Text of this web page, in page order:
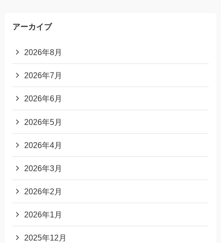
アーカイブ
2026年8月
2026年7月
2026年6月
2026年5月
2026年4月
2026年3月
2026年2月
2026年1月
2025年12月